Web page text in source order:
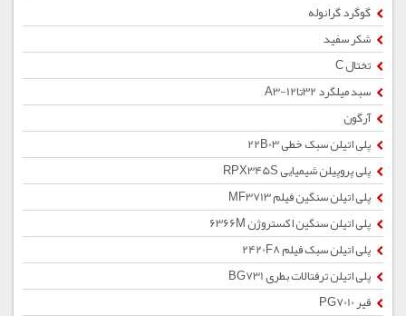
گوگرد گرانوله
شکر سفید
تختال C
سبد میلگرد 32تا12-A3
آرگون
پلی اتیلن سبک خطی 22B03
پلی پروپیلن شیمیایی RPX345S
پلی اتیلن سنگین فیلم MF3713
پلی اتیلن سنگین اکستروژن 6366M
پلی اتیلن سبک فیلم 2420F8
پلی اتیلن ترفتالات بطری BG731
قیر PG7010